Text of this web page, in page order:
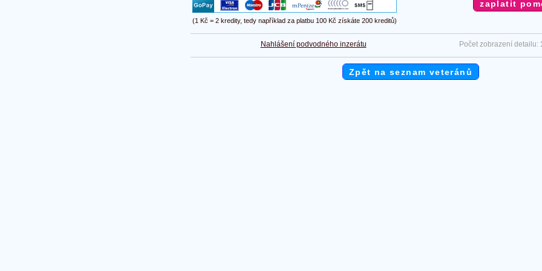
(1 Kč = 2 kredity, tedy například za platbu 100 Kč získáte 200 kreditů)
Nahlášení podvodného inzerátu Počet zobrazení detailu:
Zpět na seznam veteránů